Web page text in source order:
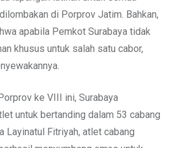
di Porprov Jatim. Bahkan,
apabila Pemkot Surabaya tidak
khusus untuk salah satu cabor,
ke VIII ini, Surabaya
untuk bertanding dalam 53 cabang
Layinatul Fitriyah, atlet cabang